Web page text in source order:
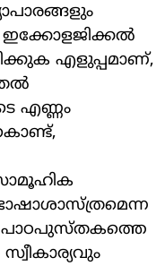
എളുപ്പമാണ്,
എണ്ണം
പാഠപുസ്തകത്തെ